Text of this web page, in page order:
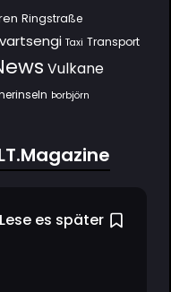
Ringstraße
Taxi Transport
Vulkane
Þorbjörn
Lese es später